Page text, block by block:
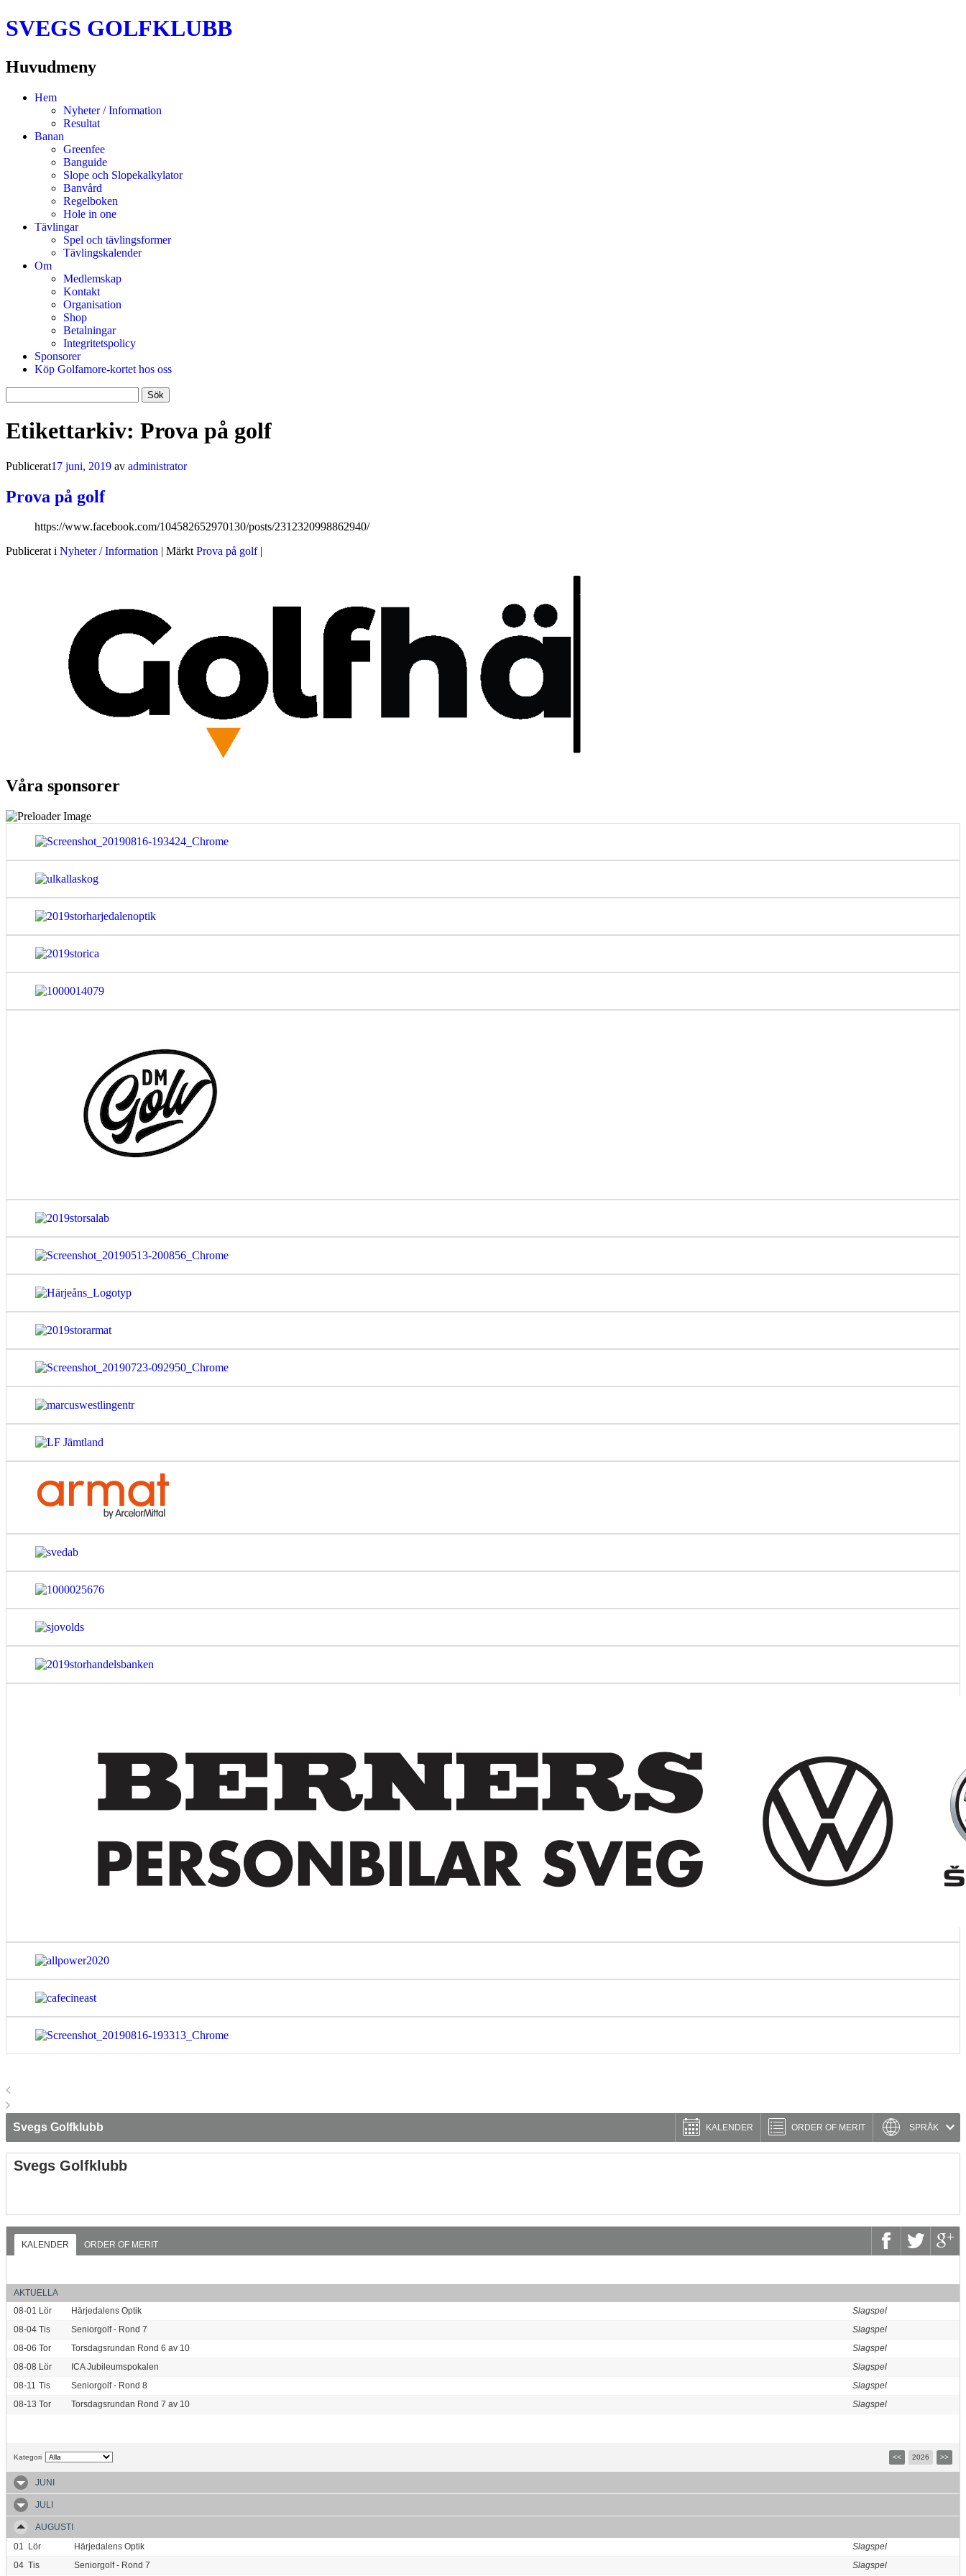
SVEGS GOLFKLUBB
Huvudmeny
HoppaHem
Nyheter / Information
Resultat
Banan
Greenfee
Banguide
Slope och Slopekalkylator
Banvård
Regelboken
Hole in one
Tävlingar
Spel och tävlingsformer
Tävlingskalender
Om
Medlemskap
Kontakt
Organisation
Shop
Betalningar
Integritetspolicy
Sponsorer
Köp Golfamore-kortet hos oss
efter:
Etikettarkiv: Prova på golf
Publicerat17 juni, 2019 av administrator
Prova på golf
https://www.facebook.com/104582652970130/posts/2312320998862940/
Publicerat i Nyheter / Information MärktProva på golf
Våra sponsorer
Svegs Golfklubb KALENDER ORDER OF MERIT SPRÅK
Svegs Golfklubb
KALENDER ORDER OF MERIT
AKTUELLA
08-01 Lör Slagspel
Härjedalens Optik
08-04 Tis Slagspel
Seniorgolf - Rond 7
08-06 Tor Slagspel
Torsdagsrundan Rond 6 av 10
08-08 Lör Slagspel
ICA Jubileumspokalen
08-11 Tis Slagspel
Seniorgolf - Rond 8
08-13 Tor Slagspel
Torsdagsrundan Rond 7 av 10
<< 2026 >>
Kategori
JUNI
JULI
AUGUSTI
01
Lör Slagspel
Härjedalens Optik
04 Tis Slagspel
Seniorgolf - Rond 7